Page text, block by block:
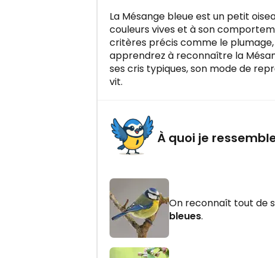
La Mésange bleue est un petit
couleurs vives et à son
critères précis comme le
apprendrez à reconnaître la
ses cris typiques, son mode de
vit.
À quoi je
On reconnaît tout de
bleues.